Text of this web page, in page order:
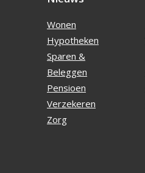
Wonen
Hypotheken
Sparen &
Beleggen
Pensioen
Verzekeren
Zorg